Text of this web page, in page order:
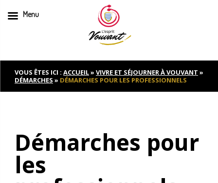
to
contentVOUS ÊTES ICI : ACCUEIL» VIVRE ET SÉJOURNER À VOUVANT »
DÉMARCHES » DÉMARCHES POUR LES PROFESSIONNELS
Démarches pour
les
Menu